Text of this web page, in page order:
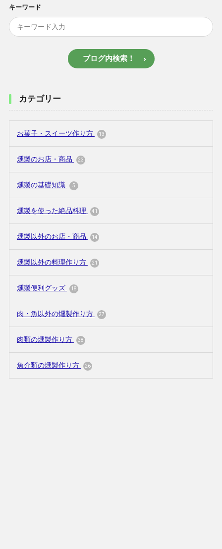
キーワード
ブログ内検索！
カテゴリー
お菓子・スイーツ作り方 13
燻製のお店・商品 23
燻製の基礎知識 5
燻製を使った絶品料理 41
燻製以外のお店・商品 14
燻製以外の料理作り方 21
燻製便利グッズ 18
肉・魚以外の燻製作り方 27
肉類の燻製作り方 38
魚介類の燻製作り方 26